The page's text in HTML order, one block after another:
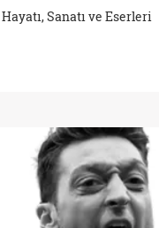
Sanatı ve Eserleri